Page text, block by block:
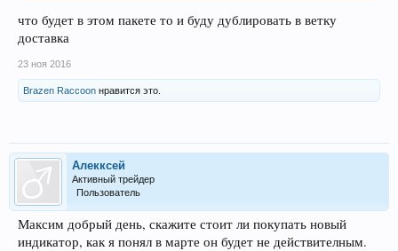
что будет в этом пакете то и буду дублировать в ветку
доставка
23 ноя 2016
Brazen Raccoon нравится это.
Алекксей
Активный трейдер
Пользователь
Максим добрый день, скажите стоит ли покупать новый
индикатор, как я понял в марте он будет не действителным.